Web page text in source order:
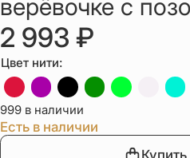
верёвочке с
2 993 ₽
Цвет нити:
999 в наличии
Есть в наличии